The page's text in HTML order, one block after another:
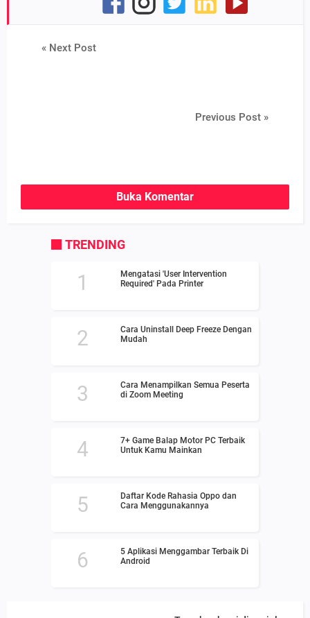
« Next Post
Previous Post »
Buka Komentar
TRENDING
Mengatasi 'User Intervention
Required' Pada Printer
Cara Uninstall Deep Freeze Dengan
Mudah
Cara Menampilkan Semua Peserta
di Zoom Meeting
7+ Game Balap Motor PC Terbaik
Untuk Kamu Mainkan
Daftar Kode Rahasia Oppo dan
Cara Menggunakannya
5 Aplikasi Menggambar Terbaik Di
Android